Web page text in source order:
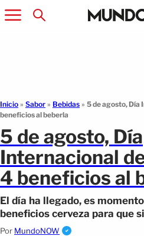
Inicio » Sabor » Bebidas » 5 de agosto, Día
beneficios al beberla
5 de agosto, Día
Internacional
4 beneficios al
El día ha llegado, es
beneficios cerveza para que
ayudando a tu bienestar
Por MundoNOW